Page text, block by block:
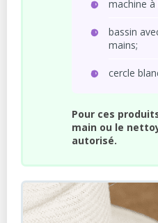
machine à
bassin
mains;
cercle
Pour ces
main ou le
autorisé.